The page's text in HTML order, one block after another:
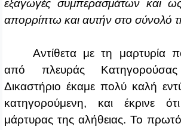
εξαγωγές συμπερασμάτων και
απορρίπτω και αυτήν στο σύνολό
Αντίθετα με τη μαρτυρία
από πλευράς
Δικαστήριο έκαμε πολύ καλή
κατηγορούμενη, και έκρινε
μάρτυρας της αλήθειας. Το